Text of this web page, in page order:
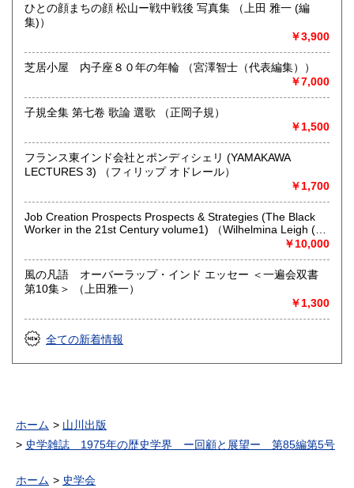
ひとの顔まちの顔 松山ー戦中戦後 写真集 （上田 雅一 (編
集)）
￥3,900
芝居小屋 内子座８０年の年輪 （宮澤智士（代表編集））
￥7,000
子規全集 第七卷 歌論 選歌 （正岡子規）
￥1,500
フランス東インド会社とポンディシェリ (YAMAKAWA
LECTURES 3) （フィリップ オドレール）
￥1,700
Job Creation Prospects Prospects & Strategies (The Black
Worker in the 21st Century volume1) （Wilhelmina Leigh (他
￥10,000
風の凡語 オーバーラップ・インド エッセー ＜一遍会双書
第10集＞ （上田雅一）
￥1,300
全ての新着情報
ホーム
山川出版
史学雑誌 1975年の歴史学界 ー回顧と展望ー 第85編第5号
ホーム 史学会